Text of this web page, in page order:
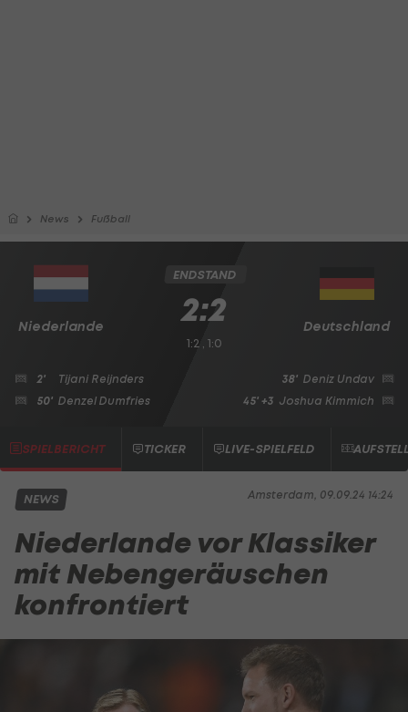
News Fußball
Niederlande Deutschland
ENDSTAND
2:2
1:2 , 1:0
2'
Tijani Reijnders
50' Denzel Dumfries
38' Deniz Undav
45' +3 Joshua Kimmich
SPIELBERICHT TICKER LIVE-SPIELFELD
Amsterdam, 09.09.24 14:24
NEWS
Niederlande vor Klassiker
mit Nebengeräuschen
konfrontiert